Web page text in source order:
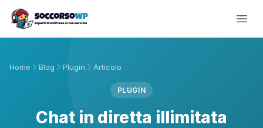
Home Blog Plugin Articolo
PLUGIN
Chat in diretta illimitata